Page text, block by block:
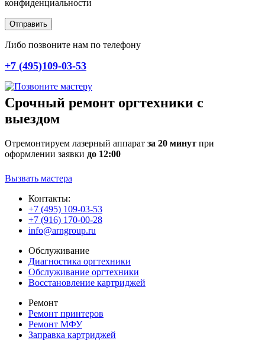
конфиденциальности
Отправить
Либо позвоните нам по телефону
+7 (495)109-03-53
Срочный ремонт оргтехники с
выездом
Отремонтируем лазерный аппарат за 20 минут при
оформлении заявки до 12:00
Вызвать мастера
Контакты:
+7 (495) 109-03-53
+7 (916) 170-00-28
info@arngroup.ru
Обслуживание
Диагностика оргтехники
Обслуживание оргтехники
Восстановление картриджей
Ремонт
Ремонт принтеров
Ремонт МФУ
Заправка картриджей